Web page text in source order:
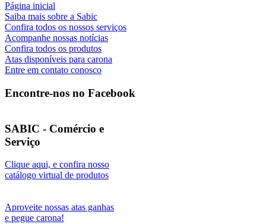
Página inicial
Saiba mais sobre a Sabic
Confira todos os nossos serviços
Acompanhe nossas notícias
Confira todos os produtos
Atas disponíveis para carona
Entre em contato conosco
Encontre-nos no Facebook
SABIC - Comércio e
Serviço
Clique aqui, e confira nosso
catálogo virtual de produtos
Aproveite nossas atas ganhas
e pegue carona!